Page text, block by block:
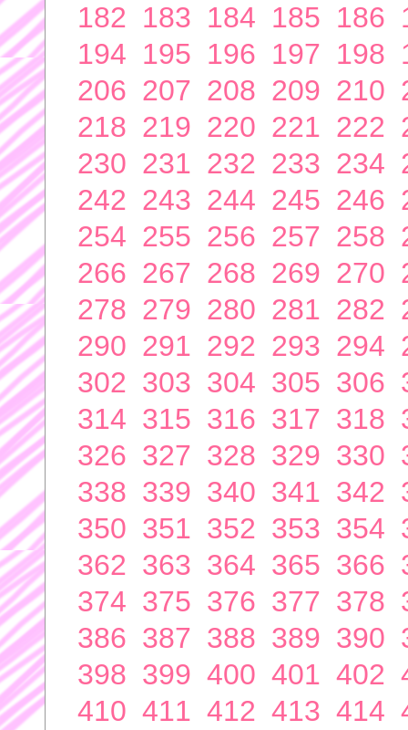
182 183 184 185 186
194 195 196 197 198
206 207 208 209 210
218 219 220 221 222
230 231 232 233 234
242 243 244 245 246
254 255 256 257 258
266 267 268 269 270
278 279 280 281 282
290 291 292 293 294
302 303 304 305 306
314 315 316 317 318
326 327 328 329 330
338 339 340 341 342
350 351 352 353 354
362 363 364 365 366
374 375 376 377 378
386 387 388 389 390
398 399 400 401 402
410 411 412 413 414